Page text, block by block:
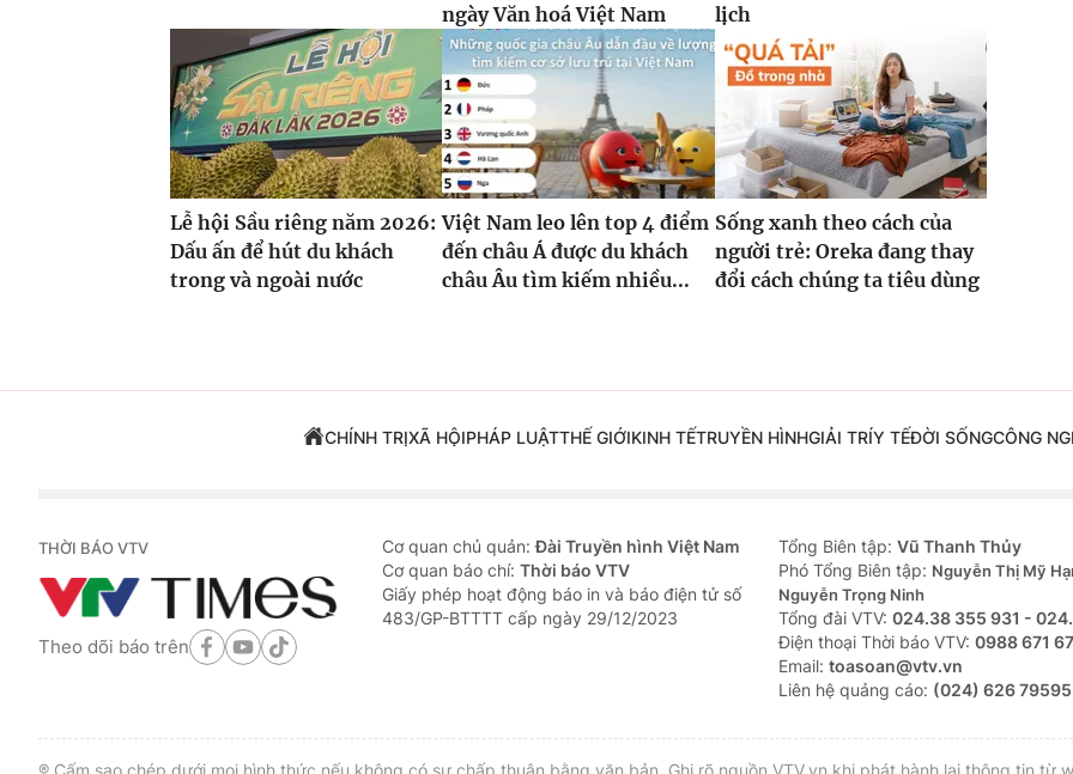
ngày Văn hoá Việt Nam
lịch
Lễ hội Sầu riêng năm 2026:
Dấu ấn để hút du khách
trong và ngoài nước
Việt Nam leo lên top 4 điểm
đến châu Á được du khách
châu Âu tìm kiếm nhiều...
Sống xanh theo cách của
người trẻ: Oreka đang thay
đổi cách chúng ta tiêu dùng
CHÍNH TRỊXÃ HỘIPHÁP LUẬTTHẾ GIỚIKINH TẾTRUYỀN HÌNHGIẢI TRÍY TẾĐỜI SỐNGCÔNG
THỜI BÁO VTV
Theo dõi báo trên
Cơ quan chủ quản:Đài Truyền hình Việt Nam
Cơ quan báo chí: Thời báo VTV
Giấy phép hoạt động báo in và báo điện tử số
483/GP-BTTTT cấp ngày 29/12/2023
Tổng Biên tập: Vũ Thanh Thủy
Phó Tổng Biên tập: Nguyễn Thị Mỹ
Nguyễn Trọng Ninh
Tổng đài VTV: 024.38 355 931 -
Ðiện thoại Thời báo VTV: 0988 671
Email: toasoan@vtv.vn
Liên hệ quảng cáo: (024) 626 79595